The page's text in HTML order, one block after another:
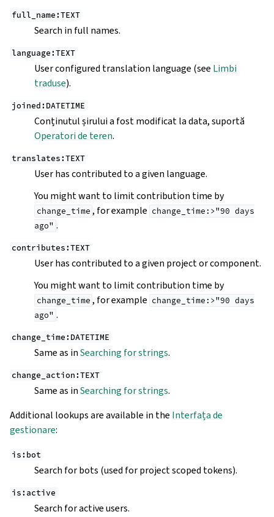
full_name:TEXT
Search in full names.
language:TEXT
User configured translation language (see Limbi
traduse).
joined:DATETIME
Conținutul șirului a fost modificat la data, suportă
Operatori de teren.
translates:TEXT
User has contributed to a given language.
You might want to limit contribution time by
change_time , for example change_time:>"90 days
ago" .
contributes:TEXT
User has contributed to a given project or component.
You might want to limit contribution time by
change_time , for example change_time:>"90 days
ago" .
change_time:DATETIME
Same as inSearching for strings.
change_action:TEXT
Same as inSearching for strings.
Additional lookups are available in the Interfața de
gestionare:
is:bot
Search for bots (used for project scoped tokens).
is:active
Search for active users.